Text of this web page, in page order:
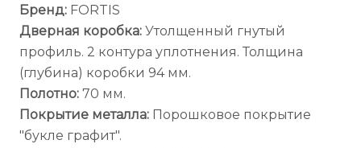
Бренд: FORTIS
Дверная коробка: Утолщенный гнутый
профиль. 2 контура уплотнения. Толщина
(глубина) коробки 94 мм.
Полотно: 70 мм.
Покрытие металла: Порошковое покрытие
"букле графит".